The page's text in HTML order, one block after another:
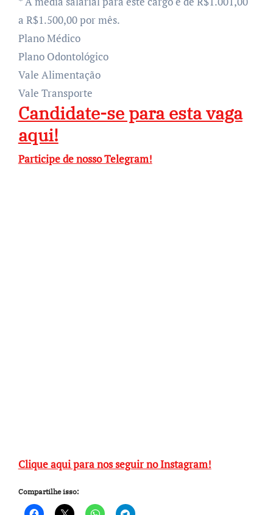
a R$1.500,00 por mês.
Plano Médico
Plano Odontológico
Vale Alimentação
Vale Transporte
Candidate-se para esta vaga
aqui!
Participe de nosso Telegram!
Clique aqui para nos seguir no Instagram!
Compartilhe isso: